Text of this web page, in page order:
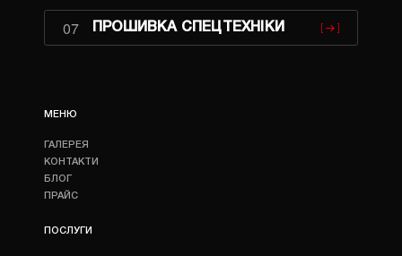
07 ПРОШИВКА СПЕЦТЕХНІКИ
ПОСЛУГИ
МЕНЮ
ГАЛЕРЕЯ
КОНТАКТИ
БЛОГ
ПРАЙС